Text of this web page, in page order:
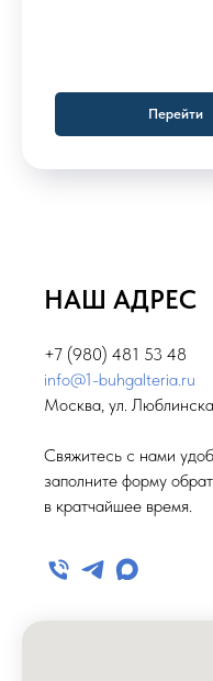
Перейти
НАШ АДРЕС
+7 (980) 481 53 48
info@1-buhgalteria.ru
Москва, ул.
Свяжитесь с нами
заполните форму
в кратчайшее время.